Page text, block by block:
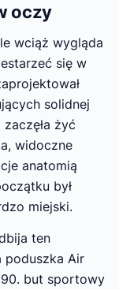
oczy
wciąż wygląda
się w
solidnej
żyć
widoczne
anatomią
był
miejski.
ten
poduszka Air
90. but sportowy